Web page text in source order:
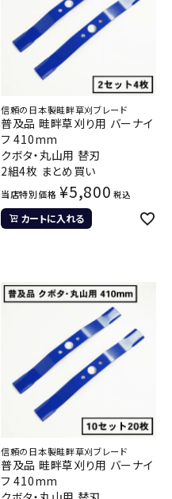
信頼の日本製畦畔草刈ブレード
普及品 畦畔草刈り用 バーナイ
フ 410mm
クボタ・丸山用 替刃
2組4枚 まとめ買い
当店特別価格 ¥5,800 税込
カートに入れる
信頼の日本製畦畔草刈ブレード
普及品 畦畔草刈り用 バーナイ
フ 410mm